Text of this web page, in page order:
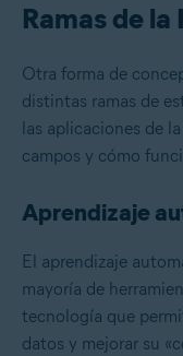
Ramas de la
Otra forma de
distintas ramas de
las aplicaciones de
campos y cómo
Aprendizaje
El aprendizaje
mayoría de
tecnología que
datos y mejorar su